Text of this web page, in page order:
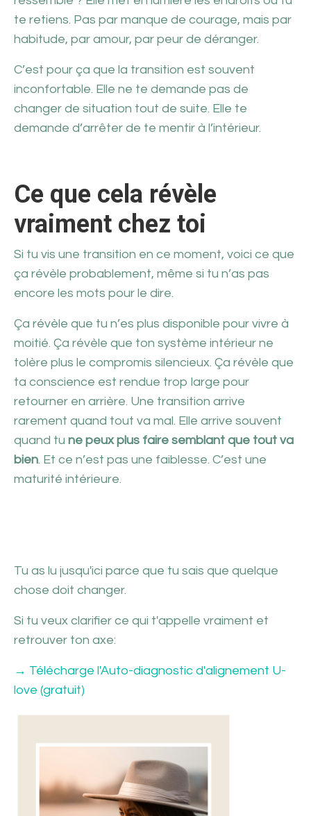
te retiens. Pas par manque de courage, mais par
habitude, par amour, par peur de déranger.
C’est pour ça que la transition est souvent
inconfortable. Elle ne te demande pas de
changer de situation tout de suite. Elle te
demande d’arrêter de te mentir à l’intérieur.
Ce que cela révèle
vraiment chez toi
Si tu vis une transition en ce moment, voici ce que
ça révèle probablement, même si tu n’as pas
encore les mots pour le dire.
Ça révèle que tu n’es plus disponible pour vivre à
moitié. Ça révèle que ton système intérieur ne
tolère plus le compromis silencieux. Ça révèle que
ta conscience est rendue trop large pour
retourner en arrière. Une transition arrive
rarement quand tout va mal. Elle arrive souvent
quand tu ne peux plus faire semblant que tout va
bien. Et ce n’est pas une faiblesse. C’est une
maturité intérieure.
Tu as lu jusqu'ici parce que tu sais que quelque
chose doit changer.
Si tu veux clarifier ce qui t'appelle vraiment et
retrouver ton axe:
→ Télécharge l'Auto-diagnostic d'alignement U-
love (gratuit)